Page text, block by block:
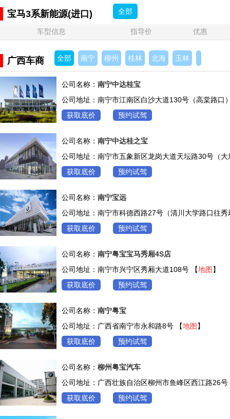
宝马3系新能源(进口) 全部
车型信息 指导价 优惠
广西车商 全部 南宁 柳州 桂林 北海 玉林
公司名称： 南宁中达桂宝
公司地址：南宁市江南区白沙大道130号（高棠路口
获取底价
预约试驾
公司名称： 南宁中达桂之宝
公司地址：南宁市五象新区龙岗大道天坛路30号（
获取底价
预约试驾
公司名称： 南宁宝远
公司地址：南宁市科德西路27号（清川大学路口往
获取底价
预约试驾
公司名称： 南宁粤宝宝马秀厢4S店
公司地址：南宁市兴宁区秀厢大道108号 【地图 】
获取底价
预约试驾
公司名称： 南宁粤宝
公司地址：广西省南宁市永和路8号 【地图 】
获取底价
预约试驾
公司名称： 柳州粤宝汽车
公司地址：广西壮族自治区柳州市鱼峰区西江路26号
获取底价
预约试驾